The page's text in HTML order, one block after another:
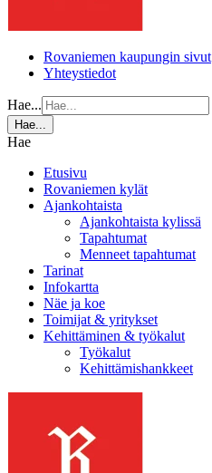
Rovaniemen kaupungin sivut
Yhteystiedot
Hae...
Hae...
Hae
Etusivu
Rovaniemen kylät
Ajankohtaista
Ajankohtaista kylissä
Tapahtumat
Menneet tapahtumat
Tarinat
Infokartta
Näe ja koe
Toimijat & yritykset
Kehittäminen & työkalut
Työkalut
Kehittämishankkeet